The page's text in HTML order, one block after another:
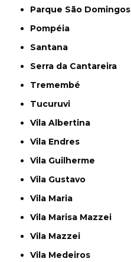
Parque São Domingos
Pompéia
Santana
Serra da Cantareira
Tremembé
Tucuruvi
Vila Albertina
Vila Endres
Vila Guilherme
Vila Gustavo
Vila Maria
Vila Marisa Mazzei
Vila Mazzei
Vila Medeiros